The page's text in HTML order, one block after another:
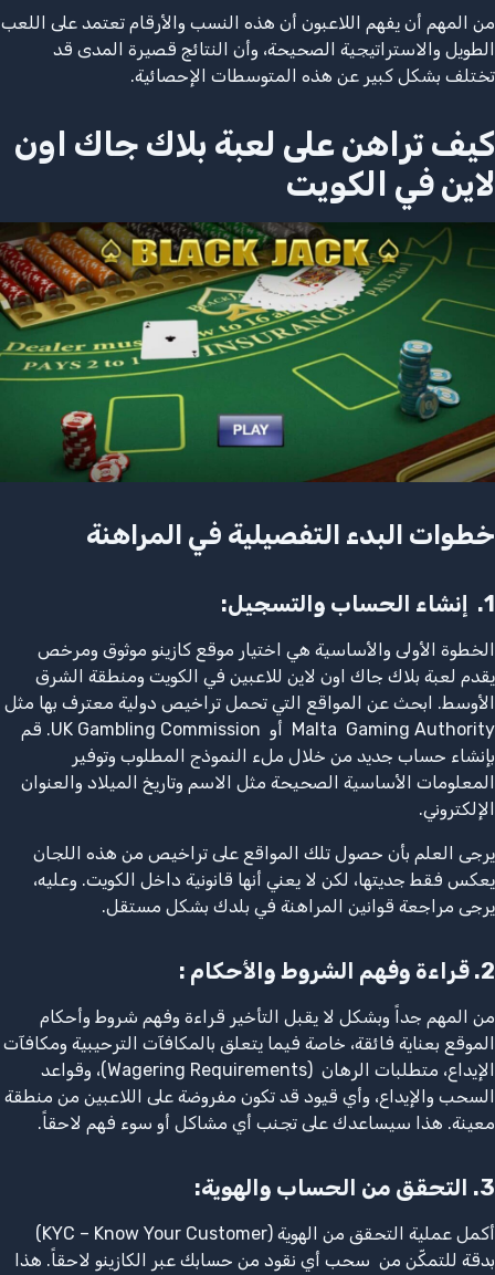
من المهم أن يفهم اللاعبون أن هذه النسب والأرقام تعتمد على اللعب
الطويل والاستراتيجية الصحيحة، وأن النتائج قصيرة المدى قد
تختلف بشكل كبير عن هذه المتوسطات الإحصائية.
كيف تراهن على لعبة بلاك جاك اون
لاين في الكويت
خطوات البدء التفصيلية في المراهنة
1. إنشاء الحساب والتسجيل:
الخطوة الأولى والأساسية هي اختيار موقع كازينو موثوق ومرخص
يقدم لعبة بلاك جاك اون لاين للاعبين في الكويت ومنطقة الشرق
الأوسط. ابحث عن المواقع التي تحمل تراخيص دولية معترف بها مثل
Malta Gaming Authority أو UK Gambling Commission. قم
بإنشاء حساب جديد من خلال ملء النموذج المطلوب وتوفير
المعلومات الأساسية الصحيحة مثل الاسم وتاريخ الميلاد والعنوان
الإلكتروني.
يرجى العلم بأن حصول تلك المواقع على تراخيص من هذه اللجان
يعكس فقط جديتها، لكن لا يعني أنها قانونية داخل الكويت. وعليه،
يرجى مراجعة قوانين المراهنة في بلدك بشكل مستقل.
2. قراءة وفهم الشروط والأحكام :
من المهم جداً وبشكل لا يقبل التأخير قراءة وفهم شروط وأحكام
الموقع بعناية فائقة، خاصة فيما يتعلق بالمكافآت الترحيبية ومكافآت
الإيداع، متطلبات الرهان (Wagering Requirements)، وقواعد
السحب والإيداع، وأي قيود قد تكون مفروضة على اللاعبين من منطقة
معينة. هذا سيساعدك على تجنب أي مشاكل أو سوء فهم لاحقاً.
3. التحقق من الحساب والهوية:
أكمل عملية التحقق من الهوية (KYC – Know Your Customer)
بدقة للتمكّن من سحب أي نقود من حسابك عبر الكازينو لاحقاً. هذا